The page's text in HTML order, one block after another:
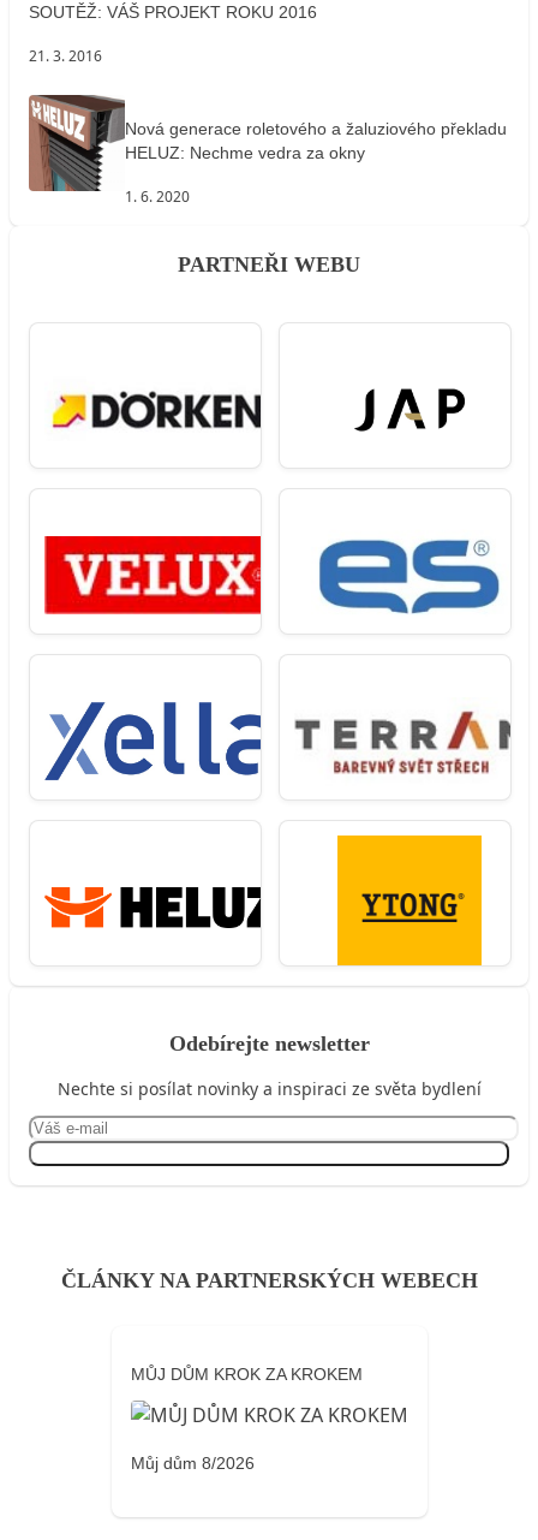
SOUTĚŽ: VÁŠ PROJEKT ROKU 2016
21. 3. 2016
Nová generace roletového a žaluziového překladu
HELUZ: Nechme vedra za okny
1. 6. 2020
PARTNEŘI WEBU
Odebírejte newsletter
Nechte si posílat novinky a inspiraci ze světa bydlení
ČLÁNKY NA PARTNERSKÝCH WEBECH
MŮJ DŮM KROK ZA KROKEM
Můj dům 8/2026